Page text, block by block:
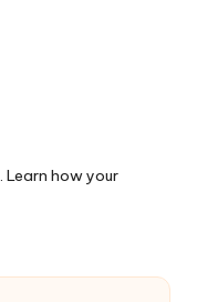
Learn how your